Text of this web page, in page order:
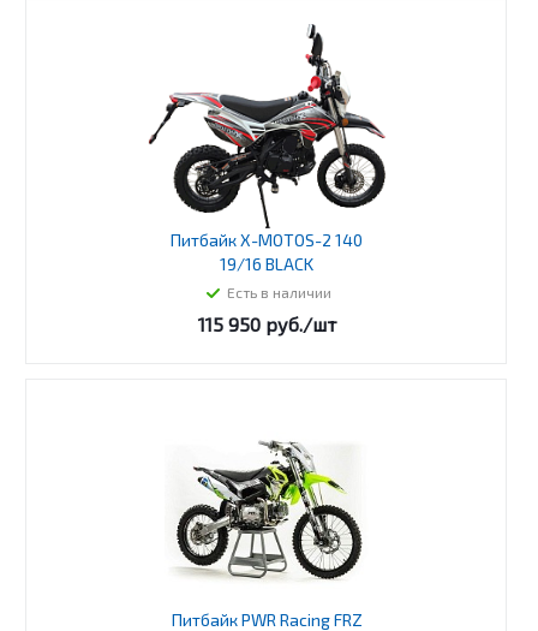
Питбайк X-MOTOS-2 140
19/16 BLACK
Есть в наличии
115 950руб./шт
Питбайк PWR Racing FRZ